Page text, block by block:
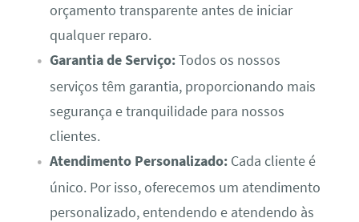
orçamento transparente antes de iniciar
qualquer reparo.
Garantia de Serviço:Todos os nossos
serviços têm garantia, proporcionando mais
segurança e tranquilidade para nossos
clientes.
Atendimento Personalizado:Cada cliente é
único. Por isso, oferecemos um atendimento
personalizado, entendendo e atendendo às